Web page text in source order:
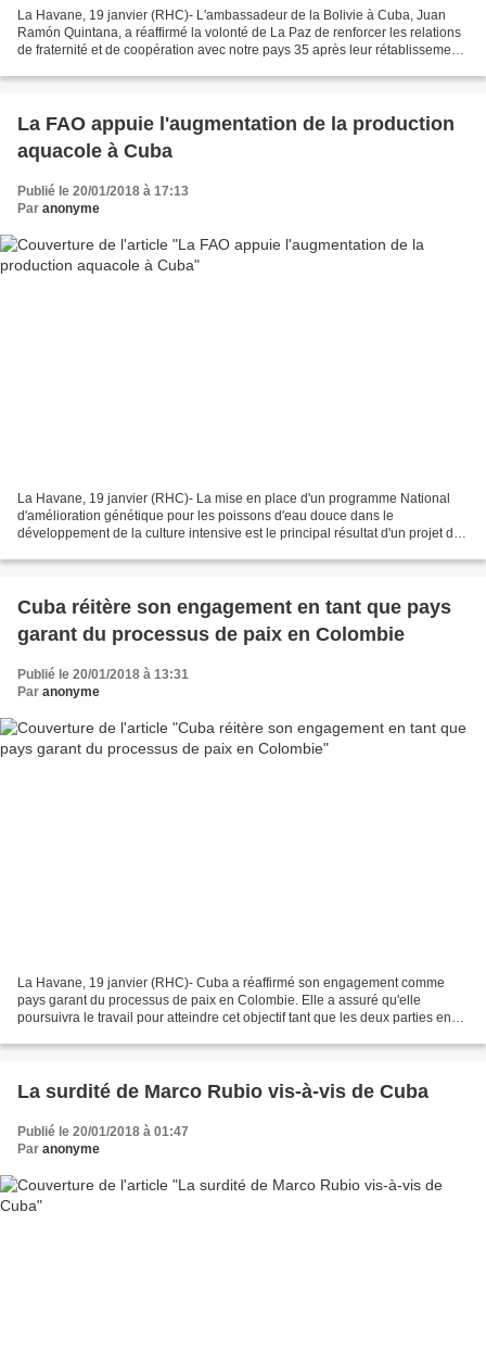
La Havane, 19 janvier (RHC)- L'ambassadeur de la Bolivie à Cuba, Juan
Ramón Quintana, a réaffirmé la volonté de La Paz de renforcer les relations
de fraternité et de coopération avec notre pays 35 après leur rétablissement.
La FAO appuie l'augmentation de la production
aquacole à Cuba
Publié le 20/01/2018 à 17:13
Par anonyme
La Havane, 19 janvier (RHC)- La mise en place d'un programme National
d'amélioration génétique pour les poissons d'eau douce dans le
développement de la culture intensive est le principal résultat d'un projet de
Cuba réitère son engagement en tant que pays
garant du processus de paix en Colombie
Publié le 20/01/2018 à 13:31
Par anonyme
La Havane, 19 janvier (RHC)- Cuba a réaffirmé son engagement comme
pays garant du processus de paix en Colombie. Elle a assuré qu'elle
poursuivra le travail pour atteindre cet objectif tant que les deux parties en
La surdité de Marco Rubio vis-à-vis de Cuba
Publié le 20/01/2018 à 01:47
Par anonyme